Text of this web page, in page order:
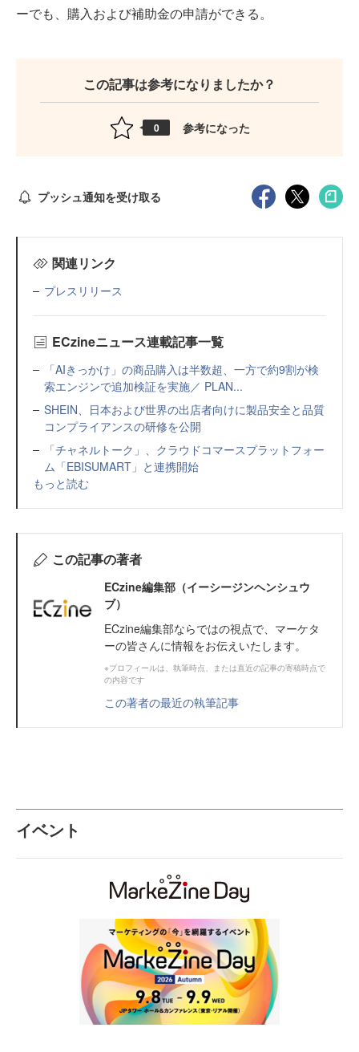
ーでも、購入および補助金の申請ができる。
この記事は参考になりましたか？
0 参考になった
プッシュ通知を受け取る
関連リンク
プレスリリース
ECzineニュース連載記事一覧
「AIきっかけ」の商品購入は半数超、一方で約9割が検
索エンジンで追加検証を実施／ PLAN...
SHEIN、日本および世界の出店者向けに製品安全と品質
コンプライアンスの研修を公開
「チャネルトーク」、クラウドコマースプラットフォー
ム「EBISUMART」と連携開始
もっと読む
この記事の著者
ECzine編集部（イーシージンヘンシュウ
ブ）
ECzine編集部ならではの視点で、マーケタ
ーの皆さんに情報をお伝えいたします。
※プロフィールは、執筆時点、または直近の記事の寄稿時点で
の内容です
この著者の最近の執筆記事
イベント